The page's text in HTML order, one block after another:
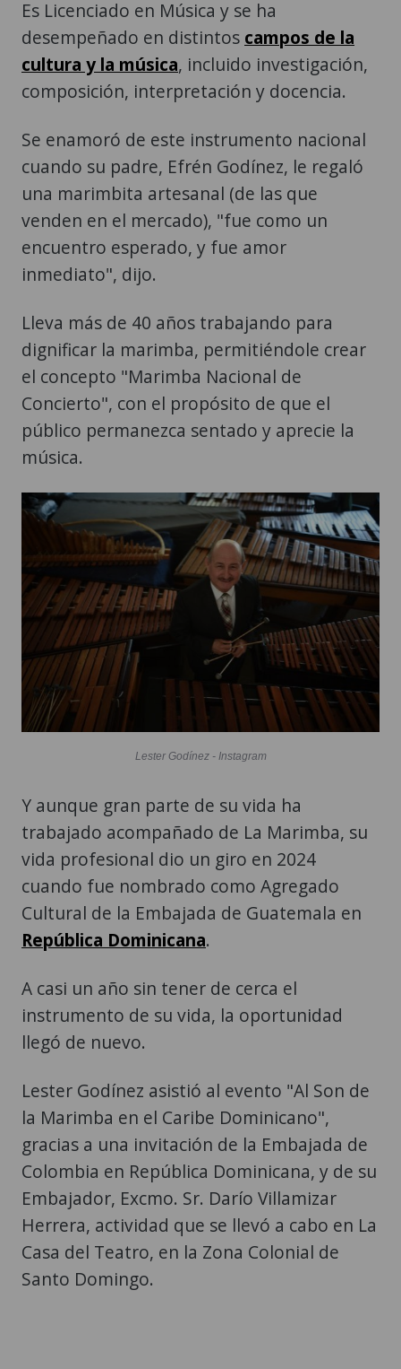
Es Licenciado en Música y se ha
desempeñado en distintos campos de la
cultura y la música, incluido investigación,
composición, interpretación y docencia.
Se enamoró de este instrumento nacional
cuando su padre, Efrén Godínez, le regaló
una marimbita artesanal (de las que
venden en el mercado), "fue como un
encuentro esperado, y fue amor
inmediato", dijo.
Lleva más de 40 años trabajando para
dignificar la marimba, permitiéndole crear
el concepto "Marimba Nacional de
Concierto", con el propósito de que el
público permanezca sentado y aprecie la
música.
Lester Godínez - Instagram
Y aunque gran parte de su vida ha
trabajado acompañado de La Marimba, su
vida profesional dio un giro en 2024
cuando fue nombrado como Agregado
Cultural de la Embajada de Guatemala en
República Dominicana.
A casi un año sin tener de cerca el
instrumento de su vida, la oportunidad
llegó de nuevo.
Lester Godínez asistió al evento "Al Son de
la Marimba en el Caribe Dominicano",
gracias a una invitación de la Embajada de
Colombia en República Dominicana, y de su
Embajador, Excmo. Sr. Darío Villamizar
Herrera, actividad que se llevó a cabo en La
Casa del Teatro, en la Zona Colonial de
Santo Domingo.